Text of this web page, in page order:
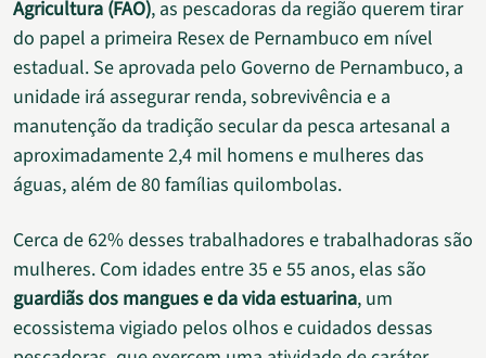
Agricultura (FAO), as pescadoras da região querem tirar
do papel a primeira Resex de Pernambuco em nível
estadual. Se aprovada pelo Governo de Pernambuco, a
unidade irá assegurar renda, sobrevivência e a
manutenção da tradição secular da pesca artesanal a
aproximadamente 2,4 mil homens e mulheres das
águas, além de 80 famílias quilombolas.
Cerca de 62% desses trabalhadores e trabalhadoras são
mulheres. Com idades entre 35 e 55 anos, elas são
guardiãs dos mangues e da vida estuarina, um
ecossistema vigiado pelos olhos e cuidados dessas